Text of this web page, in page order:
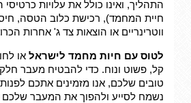
התהליך, ואינו כולל את עלויות
חיית המחמד), רכישת כלוב הטסה,
ווטרינריים או הוצאות צד ג' אחרות
לטוס עם חיות מחמד לישראל או
קל, פשוט ונוח. כדי להבטיח מעבר
טובים שלכם, אנו מזמינים אתכם לפנות
נשמח לסייע ולהפוך את המעבר שלכם